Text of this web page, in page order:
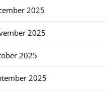
2025
2025
2025
2025